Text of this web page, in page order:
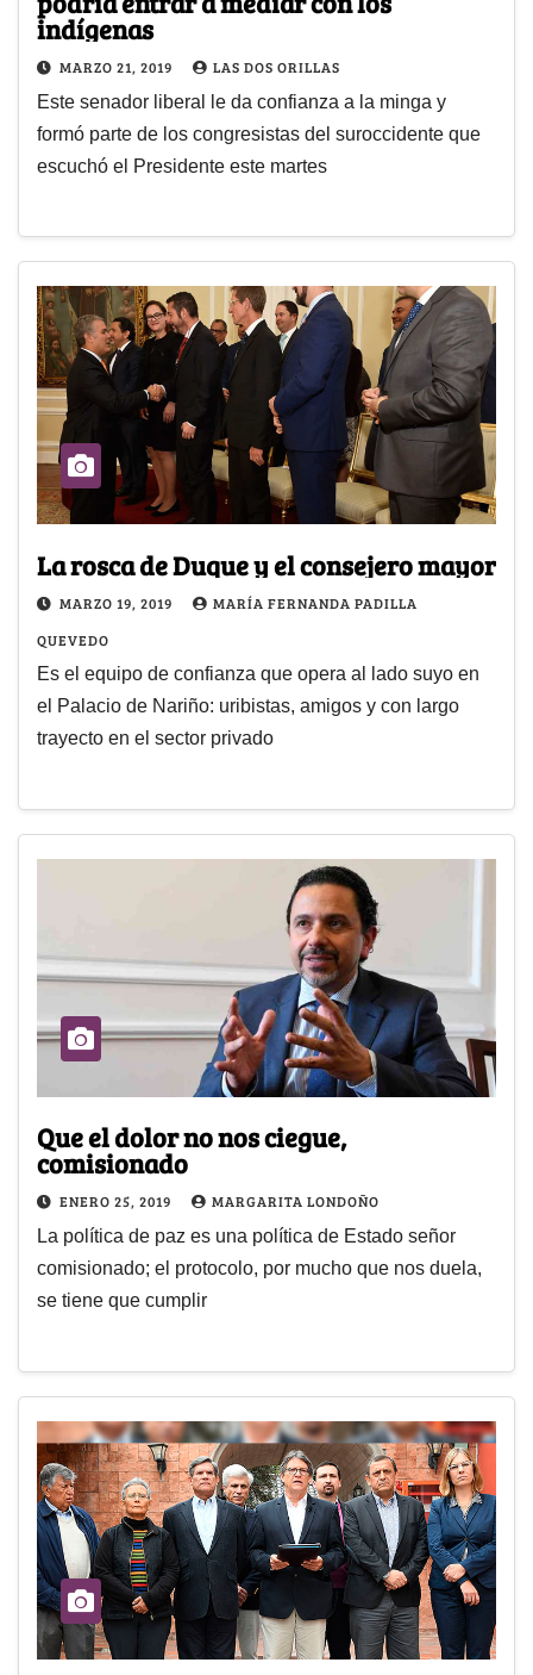
indígenas
MARZO 21, 2019 LAS DOS ORILLAS
Este senador liberal le da confianza a la minga y
formó parte de los congresistas del suroccidente que
escuchó el Presidente este martes
La rosca de Duque y el consejero mayor
MARZO 19, 2019
MARÍA FERNANDA PADILLA
QUEVEDO
Es el equipo de confianza que opera al lado suyo en
el Palacio de Nariño: uribistas, amigos y con largo
trayecto en el sector privado
Que el dolor no nos ciegue,
comisionado
ENERO 25, 2019 MARGARITA LONDOÑO
La política de paz es una política de Estado señor
comisionado; el protocolo, por mucho que nos duela,
se tiene que cumplir